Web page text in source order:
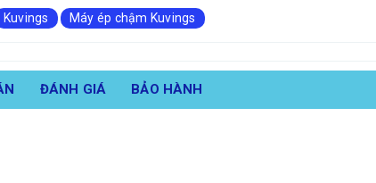
Kuvings Máy ép chậm Kuvings
ĐÁNH GIÁ BẢO HÀNH